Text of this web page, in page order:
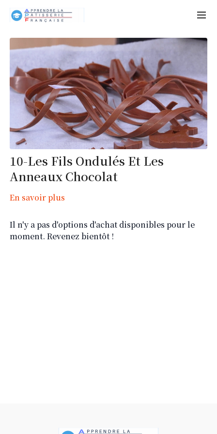
10-Les Fils Ondulés Et Les
Anneaux Chocolat
En savoir plus
Il n'y a pas d'options d'achat disponibles pour le
moment. Revenez bientôt !